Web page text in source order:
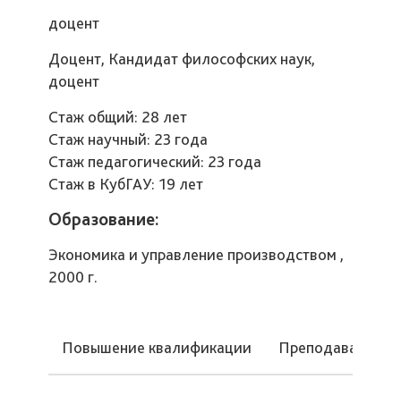
доцент
Доцент, Кандидат философских наук,
доцент
Стаж общий: 28 лет
Стаж научный: 23 года
Стаж педагогический: 23 года
Стаж в КубГАУ: 19 лет
Образование:
Экономика и управление производством ,
2000 г.
Повышение квалификации Преподаваемые